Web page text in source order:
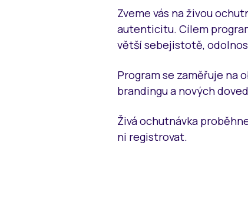
Zveme vás na živou
autenticitu. Cílem
větší sebejistotě,
Program se zaměřuje na
brandingu a nových
Živá ochutnávka
ni registrovat.